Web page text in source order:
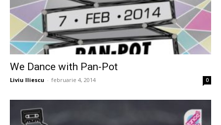
We Dance with Pan-Pot
Liviu Iliescu - februarie 4, 2014 0